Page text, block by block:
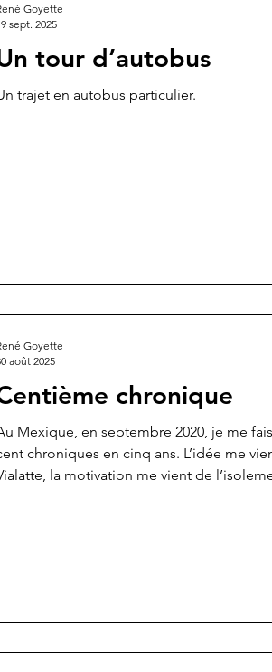
tour d’autobus
trajet en autobus particulier.
Goyette
sept. 2025
chronique
Mexique, en septembre 2020, je me
chroniques en cinq ans. L’idée me
la motivation me vient de
Goyette
août 2025